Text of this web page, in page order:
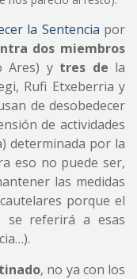
la Sentencia por
dos miembros
Ares) y tres de la
Rufi Etxeberria y
de desobedecer
de actividades
determinada por la
eso no puede ser,
las medidas
porque el
se referirá a esas
, no ya con los